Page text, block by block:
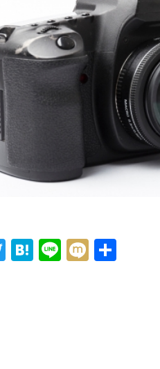
T
H Li M